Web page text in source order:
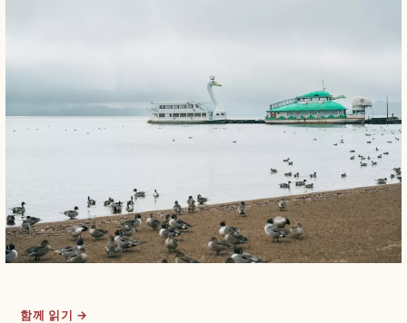
함께 읽기 →